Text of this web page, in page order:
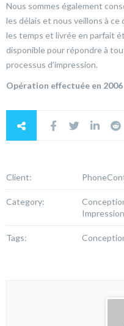
Nous sommes également
les délais et nous veillons à
les temps et livrée en parfait
disponible pour répondre à
processus d’impression.
Opération effectuée en 2006
Client:
Category:
Tags: